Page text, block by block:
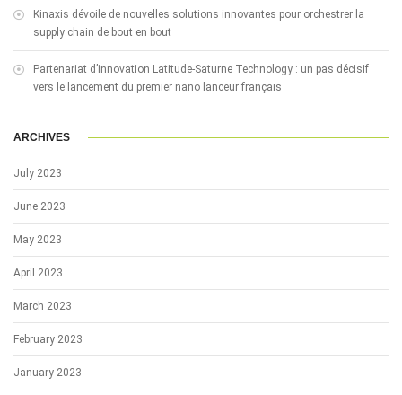
Kinaxis dévoile de nouvelles solutions innovantes pour orchestrer la
supply chain de bout en bout
Partenariat d’innovation Latitude-Saturne Technology : un pas décisif
vers le lancement du premier nano lanceur français
ARCHIVES
July 2023
June 2023
May 2023
April 2023
March 2023
February 2023
January 2023